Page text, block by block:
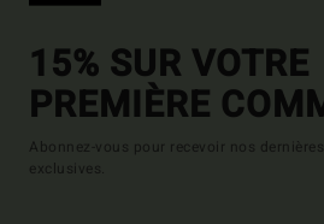
15% SUR VOTRE
PREMIÈRE
Abonnez-vous pour recevoir nos
exclusives.